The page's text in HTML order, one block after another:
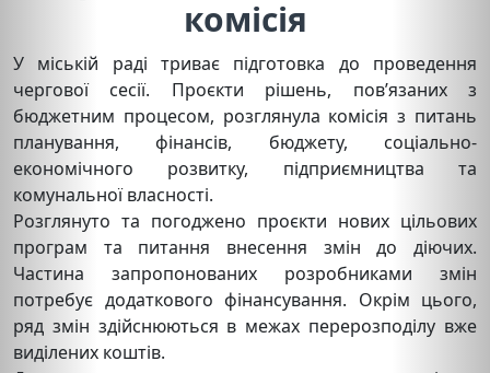
комісія
У міській раді триває підготовка до проведення
чергової сесії. Проєкти рішень, пов’язаних з
бюджетним процесом, розглянула комісія з питань
планування, фінансів, бюджету, соціально-
економічного розвитку, підприємництва та
комунальної власності.
Розглянуто та погоджено проєкти нових цільових
програм та питання внесення змін до діючих.
Частина запропонованих розробниками змін
потребує додаткового фінансування. Окрім цього,
ряд змін здійснюються в межах перерозподілу вже
виділених коштів.